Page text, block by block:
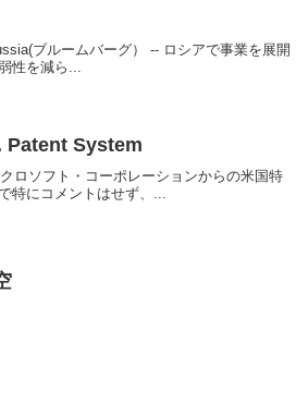
ブルームバーグ） -- ロシアで事業を展開
性を減ら...
System
ロソフト・コーポレーションからの米国特
特にコメントはせず、...